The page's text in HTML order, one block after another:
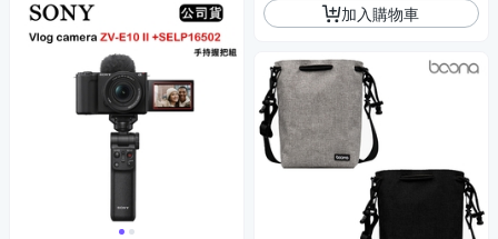
加入購物車